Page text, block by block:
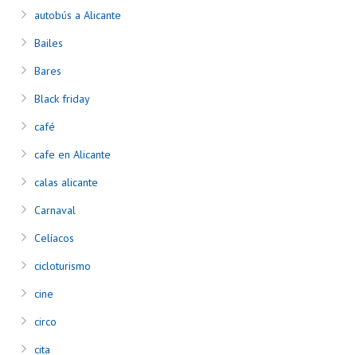
autobús a Alicante
Bailes
Bares
Black friday
café
cafe en Alicante
calas alicante
Carnaval
Celíacos
cicloturismo
cine
circo
cita